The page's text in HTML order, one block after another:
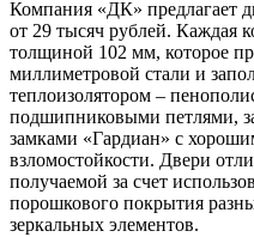
Компания «ДК» предлагает
от 29 тысяч рублей. Каждая
толщиной 102 мм, которое
миллиметровой стали и
теплоизолятором –
подшипниковыми петлями,
замками «Гардиан» с
взломостойкости. Двери
получаемой за счет
порошкового покрытия
зеркальных элементов.